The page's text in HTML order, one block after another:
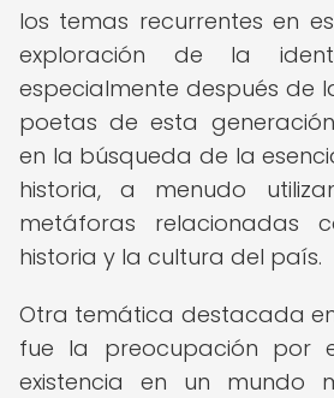
los temas recurrentes en
exploración de la
especialmente después de
poetas de esta
en la búsqueda de la
historia, a menudo
metáforas relacionadas
historia y la cultura del país.
Otra temática destacada
fue la preocupación por
existencia en un mundo